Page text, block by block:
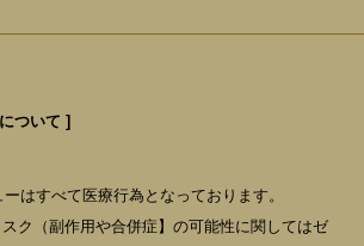
ついて ]
はすべて医療行為となっております。
ク（副作用や合併症】の可能性に関してはゼ